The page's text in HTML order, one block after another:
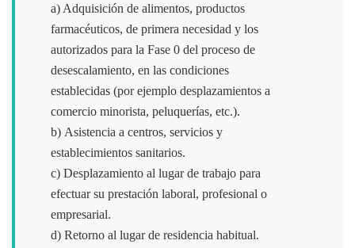
a) Adquisición de alimentos, productos
farmacéuticos, de primera necesidad y los
autorizados para la Fase 0 del proceso de
desescalamiento, en las condiciones
establecidas (por ejemplo desplazamientos a
comercio minorista, peluquerías, etc.).
b) Asistencia a centros, servicios y
establecimientos sanitarios.
c) Desplazamiento al lugar de trabajo para
efectuar su prestación laboral, profesional o
empresarial.
d) Retorno al lugar de residencia habitual.